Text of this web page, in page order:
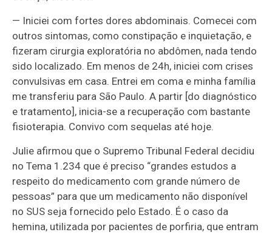
— Iniciei com fortes dores abdominais. Comecei com
outros sintomas, como constipação e inquietação, e
fizeram cirurgia exploratória no abdômen, nada tendo
sido localizado. Em menos de 24h, iniciei com crises
convulsivas em casa. Entrei em coma e minha família
me transferiu para São Paulo. A partir [do diagnóstico
e tratamento], inicia-se a recuperação com bastante
fisioterapia. Convivo com sequelas até hoje.
Julie afirmou que o Supremo Tribunal Federal decidiu
no Tema 1.234 que é preciso “grandes estudos a
respeito do medicamento com grande número de
pessoas” para que um medicamento não disponível
no SUS seja fornecido pelo Estado. É o caso da
hemina, utilizada por pacientes de porfiria, que entram